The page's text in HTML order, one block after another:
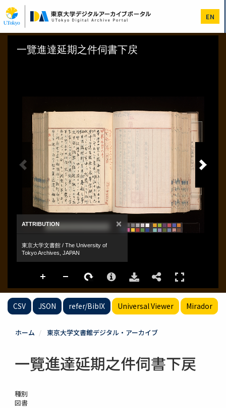
イ
ン
コ
EN
CSV JSON refer/BibIX Universal Viewer Mirador
ホーム 東京大学文書館デジタル・アーカイブ
一覽進達延期之件伺書下戻
種別
図書